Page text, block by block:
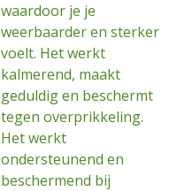
waardoor je je
weerbaarder en sterker
voelt. Het werkt
kalmerend, maakt
geduldig en beschermt
tegen overprikkeling.
Het werkt
ondersteunend en
beschermend bij